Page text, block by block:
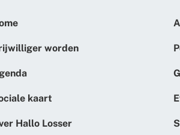
worden
kaart
Hallo Losser